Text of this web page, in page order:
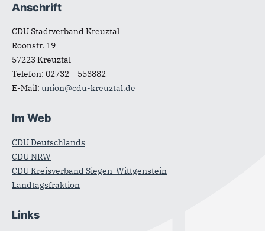
Fußbereich
Anschrift
CDU Stadtverband Kreuztal
Roonstr. 19
57223Kreuztal
Telefon: 02732 – 553882
E-Mail: union@cdu-kreuztal.de
Im Web
CDU Deutschlands
CDU NRW
CDU Kreisverband Siegen-Wittgenstein
Landtagsfraktion
Links